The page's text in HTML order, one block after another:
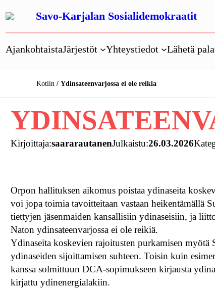
sisältöön
Savo-Karjalan Sosialidemokraatit
AjankohtaistaJärjestöt Yhteystiedot Lähetä
Kotiin Ydinsateenvarjossa ei ole reikia
Kirjoittaja:saararautanenJulkaistu:26.03.2026
Orpon hallituksen aikomus poistaa ydinaseita
voi jopa toimia tavoitteitaan vastaan heikentämällä
tiettyjen jäsenmaiden kansallisiin ydinaseisiin, ja
Naton ydinsateenvarjossa ei ole reikiä.
Ydinaseita koskevien rajoitusten purkamisen
ydinaseiden sijoittamisen suhteen. Toisin kuin
kanssa solmittuun DCA-sopimukseen kirjausta
kirjattu ydinenergialakiin.